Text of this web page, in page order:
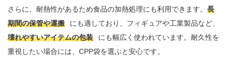
さらに、耐熱性があるため食品の加熱処理にも利用できます。 長
期間の保管や運搬
にも適しており、フィギュアや工業製品など、
壊れやすいアイテムの包装
にも幅広く使われています。耐久性を
重視したい場合には、CPP袋を選ぶと安心です。